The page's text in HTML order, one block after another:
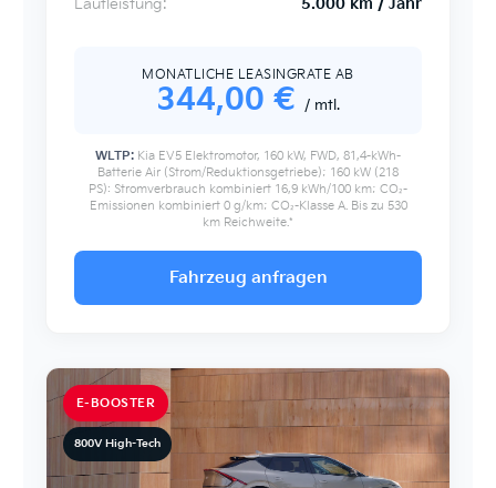
MONATLICHE LEASINGRATE AB
344,00 € / mtl.
WLTP: Kia EV5 Elektromotor, 160 kW, FWD, 81,4-kWh-
Batterie Air (Strom/Reduktionsgetriebe); 160 kW (218
PS): Stromverbrauch kombiniert 16,9 kWh/100 km; CO₂-
Emissionen kombiniert 0 g/km; CO₂-Klasse A. Bis zu 530
km Reichweite.*
Fahrzeug anfragen
E-BOOSTER
800V High-Tech